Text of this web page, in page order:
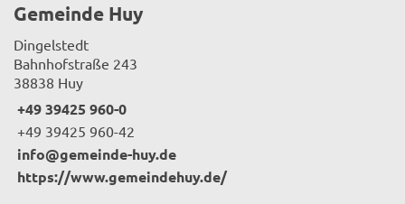
Gemeinde Huy
Dingelstedt
Bahnhofstraße 243
38838 Huy
+49 39425 960-0
+49 39425 960-42
info@gemeinde-huy.de
https://www.gemeindehuy.de/